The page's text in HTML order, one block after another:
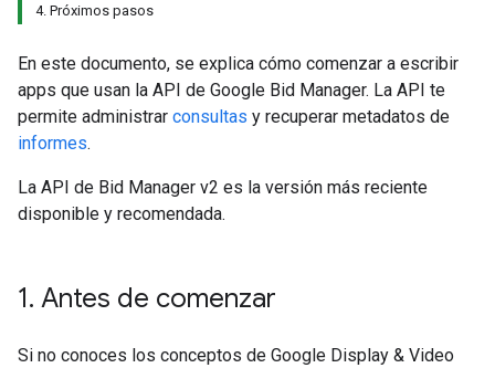
4. Próximos pasos
En este documento, se explica cómo comenzar a escribir
apps que usan la API de Google Bid Manager. La API te
permite administrar consultas y recuperar metadatos de
informes.
La API de Bid Manager v2 es la versión más reciente
disponible y recomendada.
1. Antes de comenzar
Si no conoces los conceptos de Google Display & Video